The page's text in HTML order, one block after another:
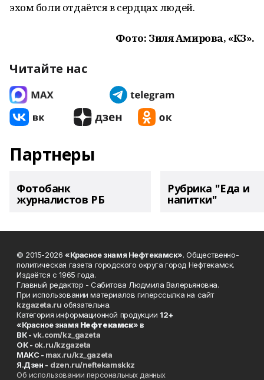
эхом боли отдаётся в сердцах людей.
Фото: Зиля Амирова, «КЗ».
Читайте нас
Партнеры
Фотобанк
журналистов РБ
Рубрика "Еда и
напитки"
© 2015-2026 «Красное знамя Нефтекамск». Общественно-
политическая газета городского округа город Нефтекамск.
Издаётся с 1965 года.
Главный редактор - Сабитова Людмила Валерьяновна.
При использовании материалов гиперссылка на сайт
kzgazeta.ru обязательна.
Категория информационной продукции 12+
«Красное знамя Нефтекамск» в
ВК -vk.com/kz_gazeta
ОК - ok.ru/kzgazeta
MAKC - max.ru/kz_gazeta
Я.Дзен - dzen.ru/neftekamskkz
Об использовании персональных данных